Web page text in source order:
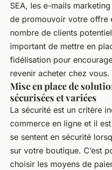
SEA, les e-mails
de promouvoir votre offre
nombre de clients
important de mettre en
fidélisation pour
revenir acheter chez vous.
Mise en place de
sécurisées et variées
La sécurité est un critère
commerce en ligne et il
se sentent en sécurité
sur votre boutique. C’est
choisir les moyens de